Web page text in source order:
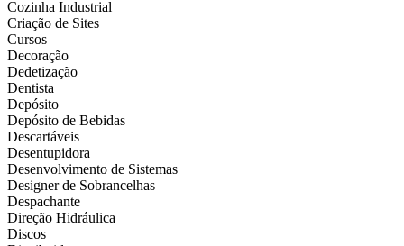
Cozinha Industrial
Criação de Sites
Cursos
Decoração
Dedetização
Dentista
Depósito
Depósito de Bebidas
Descartáveis
Desentupidora
Desenvolvimento de Sistemas
Designer de Sobrancelhas
Despachante
Direção Hidráulica
Discos